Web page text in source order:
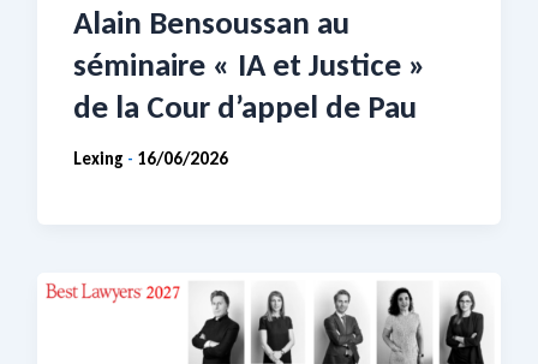
Alain Bensoussan au
séminaire « IA et Justice »
de la Cour d’appel de Pau
Lexing - 16/06/2026